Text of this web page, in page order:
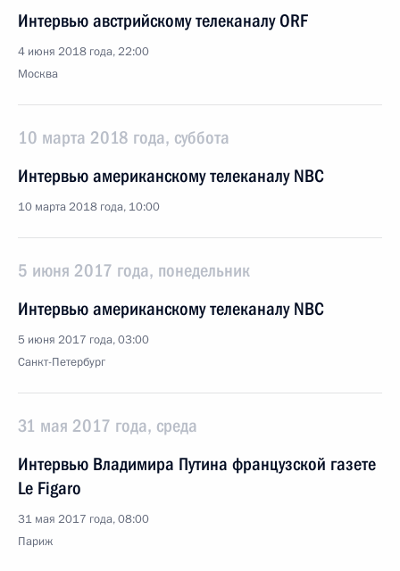
Интервью австрийскому телеканалу ORF
4 июня 2018 года, 22:00
Москва
10 марта 2018 года, суббота
Интервью американскому телеканалу NBC
10 марта 2018 года, 10:00
5 июня 2017 года, понедельник
Интервью американскому телеканалу NBC
5 июня 2017 года, 03:00
Санкт-Петербург
31 мая 2017 года, среда
Интервью Владимира Путина французской газете
Le Figaro
31 мая 2017 года, 08:00
Париж